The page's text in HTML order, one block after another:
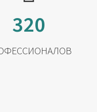
320